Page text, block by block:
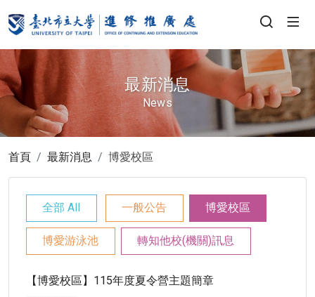
最新消息
News
首頁 最新消息 博愛校區
全部 All 一般公告 博愛校區
博愛游泳池 轉知他校(機關)訊息
【博愛校區】115年度夏令營主題簡章